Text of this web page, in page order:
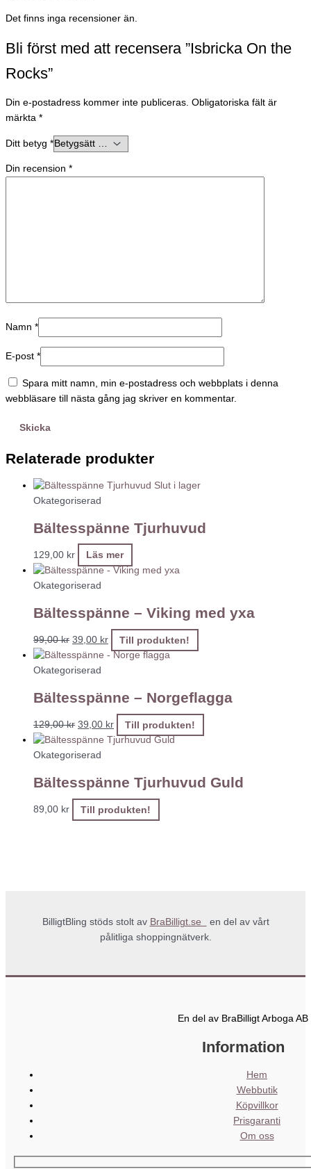
Det finns inga recensioner än.
Bli först med att recensera ”Isbricka On the
Rocks”
Din e-postadress kommer inte publiceras. Obligatoriska fält är
märkta *
Ditt betyg *
Din recension *
Namn *
E-post *
Spara mitt namn, min e-postadress och webbplats i denna
webbläsare till nästa gång jag skriver en kommentar.
Relaterade produkter
Slut i lager
Okategoriserad
Bältesspänne Tjurhuvud
129,00 kr Läs mer
Okategoriserad
Bältesspänne – Viking med yxa
99,00kr 39,00 kr Till produkten!
Okategoriserad
Bältesspänne – Norgeflagga
129,00kr 39,00 kr Till produkten!
Okategoriserad
Bältesspänne Tjurhuvud Guld
89,00 kr Till produkten!
BilligtBling stöds stolt av BraBilligt.se
en del av vårt
pålitliga shoppingnätverk.
En del av BraBilligt Arboga AB
Information
Hem
Webbutik
Köpvillkor
Prisgaranti
Om oss